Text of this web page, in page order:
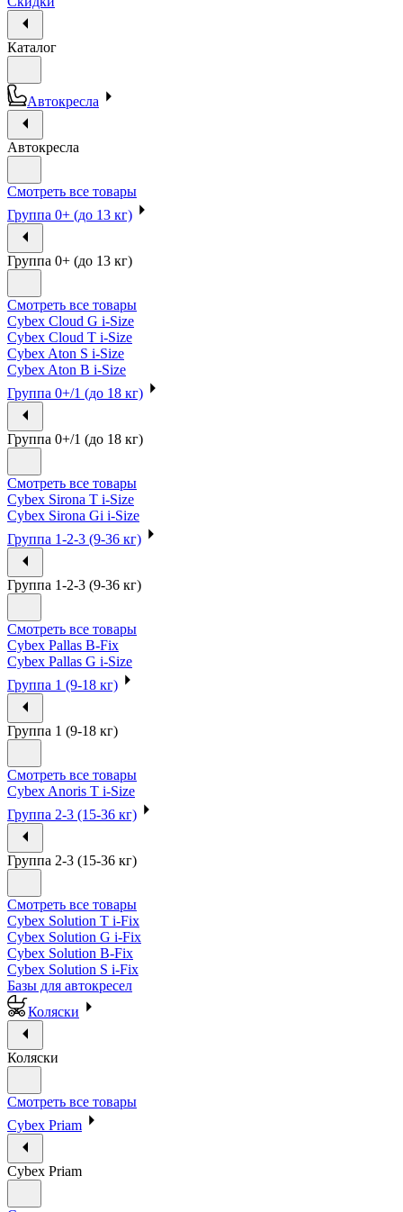
Каталог
Автокресла
Автокресла
Смотреть все товары
Группа 0+ (до 13 кг)
Группа 0+ (до 13 кг)
Смотреть все товары
Cybex Cloud G i-Size
Cybex Cloud T i-Size
Cybex Aton S i-Size
Cybex Aton B i-Size
Группа 0+/1 (до 18 кг)
Группа 0+/1 (до 18 кг)
Смотреть все товары
Cybex Sirona T i-Size
Cybex Sirona Gi i-Size
Группа 1-2-3 (9-36 кг)
Группа 1-2-3 (9-36 кг)
Смотреть все товары
Cybex Pallas B-Fix
Cybex Pallas G i-Size
Группа 1 (9-18 кг)
Группа 1 (9-18 кг)
Смотреть все товары
Cybex Anoris T i-Size
Группа 2-3 (15-36 кг)
Группа 2-3 (15-36 кг)
Смотреть все товары
Cybex Solution T i-Fix
Cybex Solution G i-Fix
Cybex Solution B-Fix
Cybex Solution S i-Fix
Базы для автокресел
Коляски
Коляски
Смотреть все товары
Cybex Priam
Cybex Priam